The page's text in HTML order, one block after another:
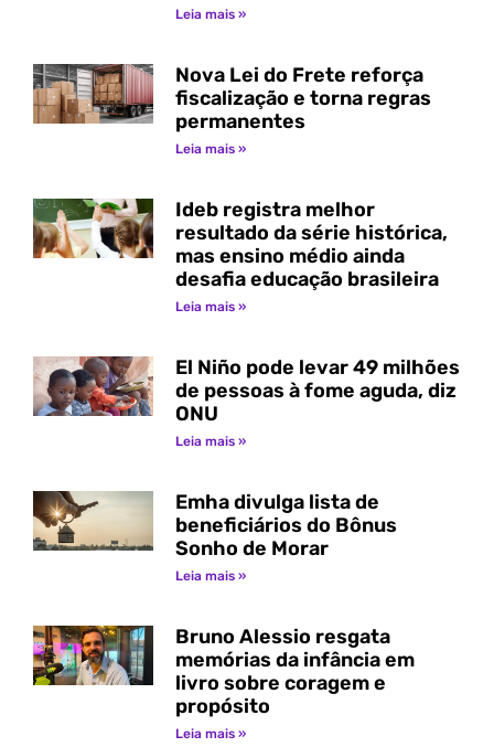
Leia mais »
Nova Lei do Frete reforça
fiscalização e torna regras
permanentes
Leia mais »
Ideb registra melhor
resultado da série histórica,
mas ensino médio ainda
desafia educação brasileira
Leia mais »
El Niño pode levar 49 milhões
de pessoas à fome aguda, diz
ONU
Leia mais »
Emha divulga lista de
beneficiários do Bônus
Sonho de Morar
Leia mais »
Bruno Alessio resgata
memórias da infância em
livro sobre coragem e
propósito
Leia mais »